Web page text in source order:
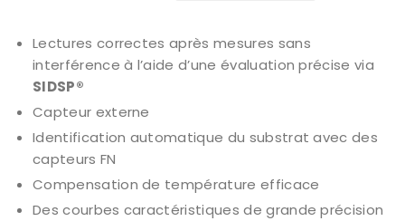
Lectures correctes après mesures sans
interférence à l’aide d’une évaluation précise via
SIDSP®
Capteur externe
Identification automatique du substrat avec des
capteurs FN
Compensation de température efficace
Des courbes caractéristiques de grande précision